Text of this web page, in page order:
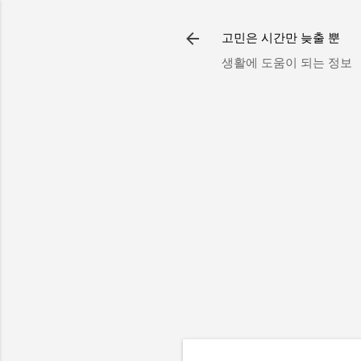
고민은 시간만 늦출 뿐
생활에 도움이 되는 정보